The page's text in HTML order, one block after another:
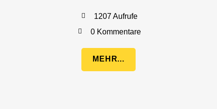
1207 Aufrufe
0 Kommentare
MEHR...